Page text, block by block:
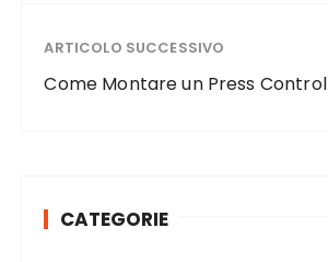
ARTICOLO SUCCESSIVO
Come Montare un Press Control
CATEGORIE